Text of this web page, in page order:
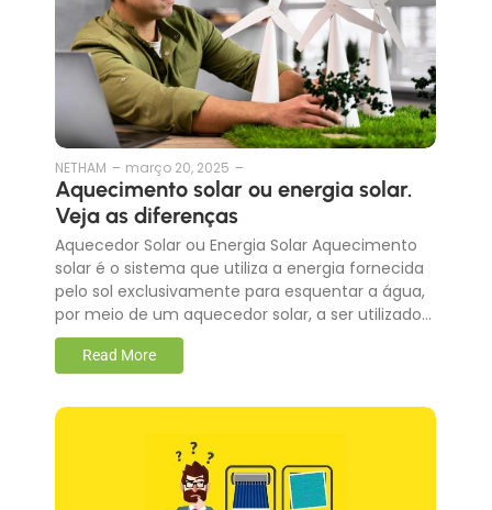
NETHAM – março 20, 2025 –
Aquecimento solar ou energia solar.
Veja as diferenças
Aquecedor Solar ou Energia Solar Aquecimento
solar é o sistema que utiliza a energia fornecida
pelo sol exclusivamente para esquentar a água,
por meio de um aquecedor solar, a ser utilizado…
Read More